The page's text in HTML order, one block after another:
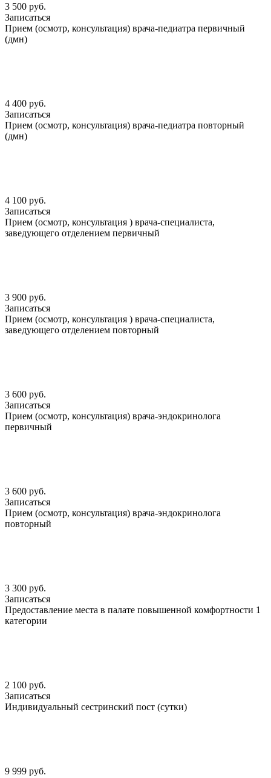
3 500 руб.
Записаться
Прием (осмотр, консультация) врача-педиатра первичный
(дмн)
4 400 руб.
Записаться
Прием (осмотр, консультация) врача-педиатра повторный
(дмн)
4 100 руб.
Записаться
Прием (осмотр, консультация ) врача-специалиста,
заведующего отделением первичный
3 900 руб.
Записаться
Прием (осмотр, консультация ) врача-специалиста,
заведующего отделением повторный
3 600 руб.
Записаться
Прием (осмотр, консультация) врача-эндокринолога
первичный
3 600 руб.
Записаться
Прием (осмотр, консультация) врача-эндокринолога
повторный
3 300 руб.
Записаться
Предоставление места в палате повышенной комфортности 1
категории
2 100 руб.
Записаться
Индивидуальный сестринский пост (сутки)
9 999 руб.